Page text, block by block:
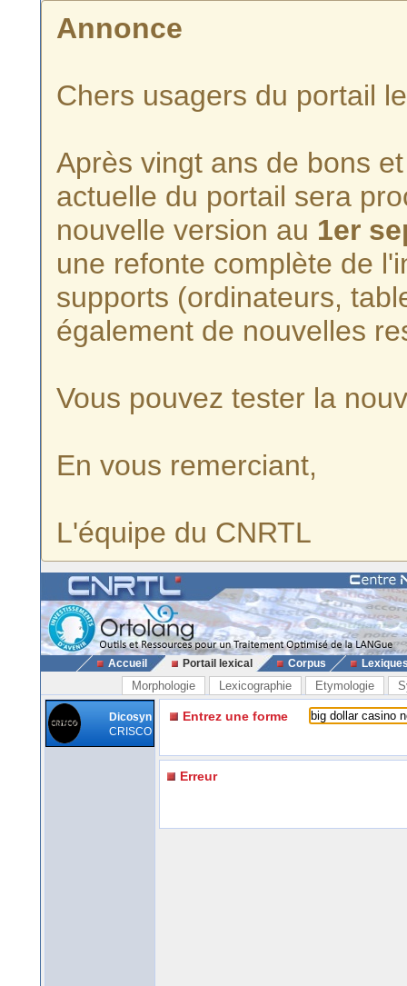
Annonce
Chers usagers du portail
Après vingt ans de bons
actuelle du portail sera
nouvelle version au 1er
une refonte complète de
supports (ordinateurs,
également de nouvelles
Vous pouvez tester la
En vous remerciant,
L'équipe du CNRTL
Accueil Portail lexical Corpus
Morphologie Lexicographie Etymologie
Dicosyn
CRISCO
Entrez une forme
Erreur